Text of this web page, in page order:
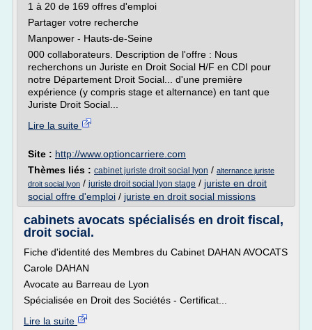
1 à 20 de 169 offres d'emploi
Partager votre recherche
Manpower - Hauts-de-Seine
000 collaborateurs. Description de l'offre : Nous
recherchons un Juriste en Droit Social H/F en CDI pour
notre Département Droit Social... d'une première
expérience (y compris stage et alternance) en tant que
Juriste Droit Social...
Lire la suite
Site : http://www.optioncarriere.com
Thèmes liés : cabinet juriste droit social lyon / alternance juriste
droit social lyon / juriste droit social lyon stage / juriste en droit
social offre d'emploi / juriste en droit social missions
cabinets avocats spécialisés en droit fiscal,
droit social.
Fiche d'identité des Membres du Cabinet DAHAN AVOCATS
Carole DAHAN
Avocate au Barreau de Lyon
Spécialisée en Droit des Sociétés - Certificat...
Lire la suite